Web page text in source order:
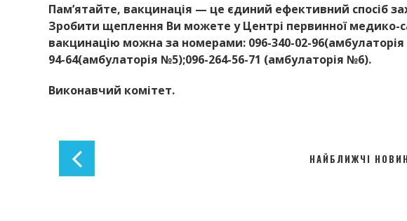
Пам’ятайте, вакцинація — це єдиний ефективний спосіб
Зробити щеплення Ви можете у Центрі первинної медико-
вакцинацію можна за номерами: 096-340-02-
94-64(амбулаторія №5);096-264-56-71 (амбулаторія №6).
Виконавчий комітет.
НАЙБЛИЖЧІ